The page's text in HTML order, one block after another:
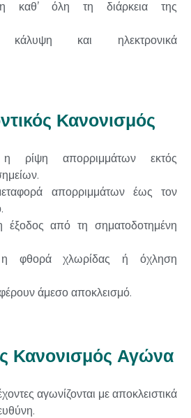
καθ’ όλη τη διάρκεια της
κάλυψη και ηλεκτρονικά
Κανονισμός
η ρίψη απορριμμάτων εκτός
απορριμμάτων έως τον
έξοδος από τη σηματοδοτημένη
η φθορά χλωρίδας ή όχληση
άμεσο αποκλεισμό.
Κανονισμός Αγώνα
αγωνίζονται με αποκλειστικά